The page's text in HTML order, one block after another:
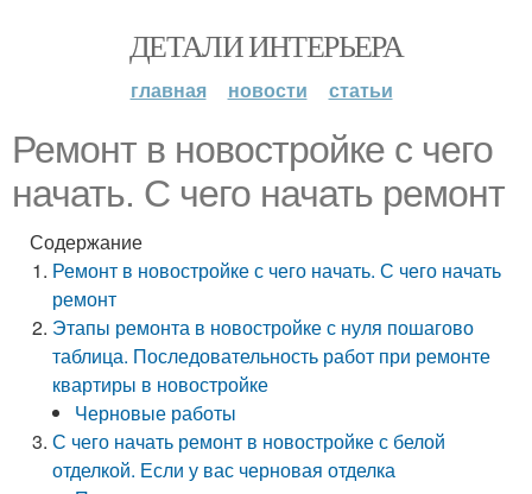
ДЕТАЛИ ИНТЕРЬЕРА
главная новости статьи
Ремонт в новостройке с чего
начать. С чего начать ремонт
Содержание
Ремонт в новостройке с чего начать. С чего начать
ремонт
Этапы ремонта в новостройке с нуля пошагово
таблица. Последовательность работ при ремонте
квартиры в новостройке
Черновые работы
С чего начать ремонт в новостройке с белой
отделкой. Если у вас черновая отделка